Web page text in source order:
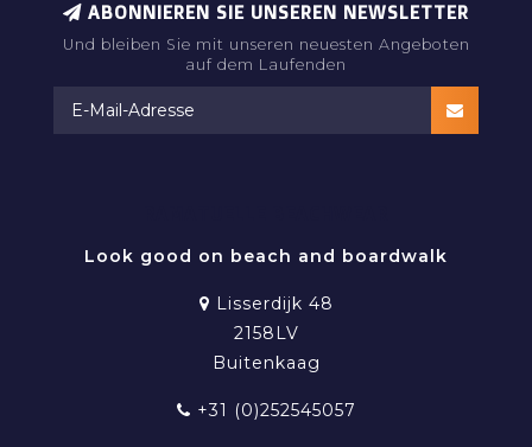
ABONNIEREN SIE UNSEREN NEWSLETTER
Und bleiben Sie mit unseren neuesten Angeboten
auf dem Laufenden
Look good on beach and boardwalk
Lisserdijk 48
2158LV
Buitenkaag
+31 (0)252545057